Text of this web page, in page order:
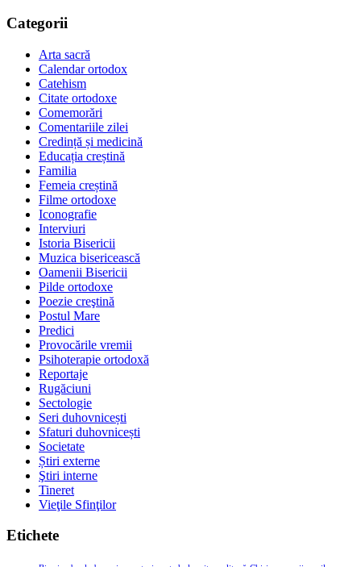
Categorii
Arta sacră
Calendar ortodox
Catehism
Citate ortodoxe
Comemorări
Comentariile zilei
Credință și medicină
Educația creștină
Familia
Femeia creștină
Filme ortodoxe
Iconografie
Interviuri
Istoria Bisericii
Muzica bisericească
Oamenii Bisericii
Pilde ortodoxe
Poezie creştină
Postul Mare
Predici
Provocările vremii
Psihoterapie ortodoxă
Reportaje
Rugăciuni
Sectologie
Seri duhovnicești
Sfaturi duhovnicești
Societate
Știri externe
Ştiri interne
Tineret
Vieţile Sfinţilor
Etichete